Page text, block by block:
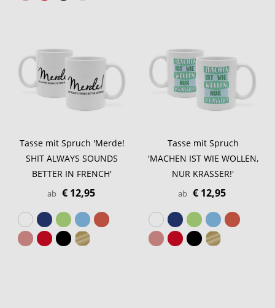
Tasse mit Spruch 'Merde!
SHIT ALWAYS SOUNDS
BETTER IN FRENCH'
ab € 12,95
Tasse mit Spruch
'MACHEN IST WIE WOLLEN,
NUR KRASSER!'
ab € 12,95